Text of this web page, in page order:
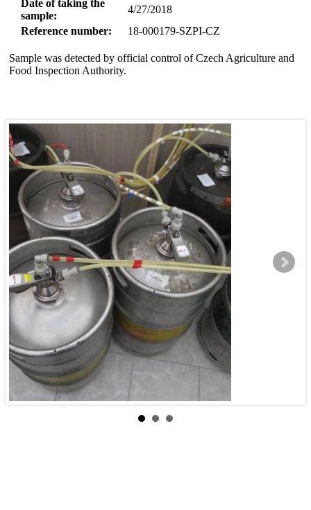
Date of taking the
sample:
4/27/2018
Reference number:
18-000179-SZPI-CZ
Sample was detected by official control of Czech Agriculture and
Food Inspection Authority.